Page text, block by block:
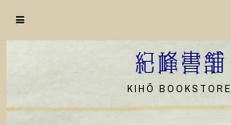
ン
紀峰書舗
KIHŌ BOOKSTORE